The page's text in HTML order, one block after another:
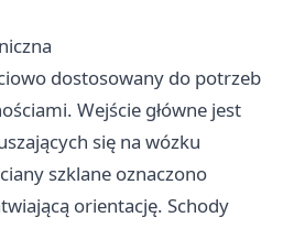
dostosowany do potrzeb
Wejście główne jest
się na wózku
szklane oznaczono
orientację. Schody